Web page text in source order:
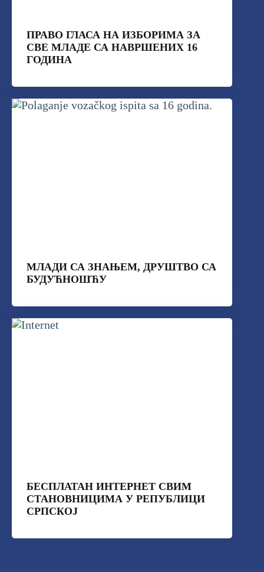
ПРАВО ГЛАСА НА ИЗБОРИМА ЗА
СВЕ МЛАДЕ СА НАВРШЕНИХ 16
ГОДИНА
МЛАДИ СА ЗНАЊЕМ, ДРУШТВО СА
БУДУЋНОШЋУ
БЕСПЛАТАН ИНТЕРНЕТ СВИМ
СТАНОВНИЦИМА У РЕПУБЛИЦИ
СРПСКОЈ